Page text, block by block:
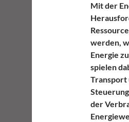
Mit der
werden,
Energie
spielen
Transport
der